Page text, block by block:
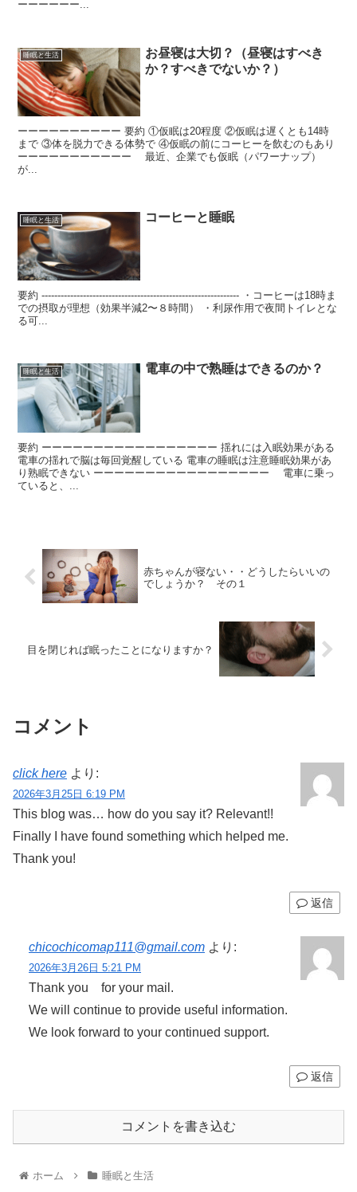
ーーーーーー...
睡眠と生活
お昼寝は大切？（昼寝はすべき
か？すべきでないか？）
ーーーーーーーーーー 要約 ①仮眠は20程度 ②仮眠は遅くとも14時
まで ③体を脱力できる体勢で ④仮眠の前にコーヒーを飲むのもあり
ーーーーーーーーーーー 最近、企業でも仮眠（パワーナップ）
が...
睡眠と生活 コーヒーと睡眠
要約 -------------------------------------------------------------- ・コーヒーは18時ま
での摂取が理想（効果半減2〜８時間） ・利尿作用で夜間トイレとな
る可...
睡眠と生活 電車の中で熟睡はできるのか？
要約 ーーーーーーーーーーーーーーーーー 揺れには入眠効果がある
電車の揺れで脳は毎回覚醒している 電車の睡眠は注意睡眠効果があ
り熟眠できない ーーーーーーーーーーーーーーーーー 電車に乗っ
ていると、...
赤ちゃんが寝ない・・どうしたらいいの
でしょうか？ その１
目を閉じれば眠ったことになりますか？
コメント
click here より:
2026年3月25日 6:19 PM
This blog was… how do you say it? Relevant!!
Finally I have found something which helped me.
Thank you!
返信
chicochicomap111@gmail.com より:
2026年3月26日 5:21 PM
Thank you for your mail.
We will continue to provide useful information.
We look forward to your continued support.
返信
コメントを書き込む
ホーム 睡眠と生活